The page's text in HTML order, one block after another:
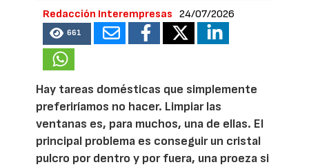
Redacción Interempresas 24/07/2026
661
Hay tareas domésticas que simplemente
preferiríamos no hacer. Limpiar las
ventanas es, para muchos, una de ellas. El
principal problema es conseguir un cristal
pulcro por dentro y por fuera, una proeza si